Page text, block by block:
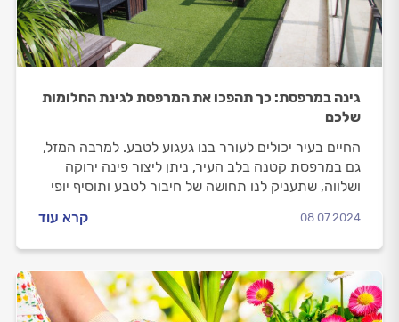
גינה במרפסת: כך תהפכו את המרפסת לגינת החלומות
שלכם
החיים בעיר יכולים לעורר בנו געגוע לטבע. למרבה המזל,
גם במרפסת קטנה בלב העיר, ניתן ליצור פינה ירוקה
ושלווה, שתעניק לנו תחושה של חיבור לטבע ותוסיף יופי
לדרך עם המדריך הבא.
08.07.2024 קרא עוד